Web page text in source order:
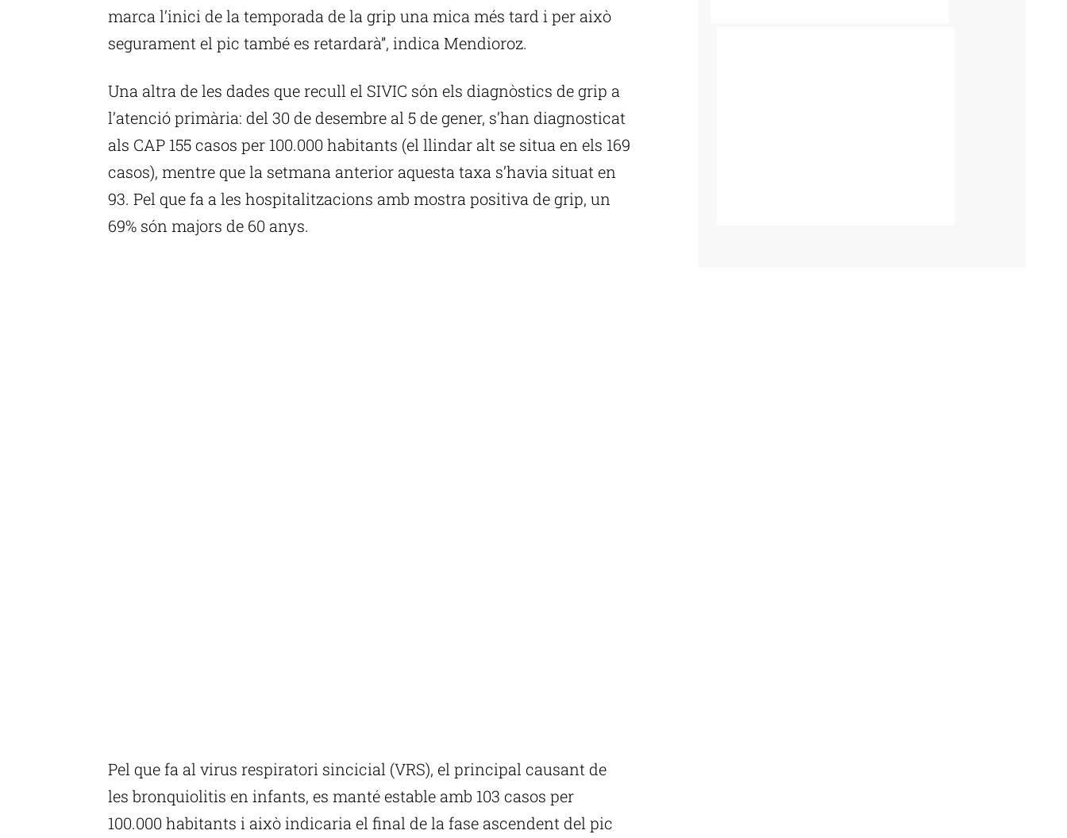
marca l’inici de la temporada de la grip una mica més tard i per això
segurament el pic també es retardarà”, indica Mendioroz.
Una altra de les dades que recull el SIVIC són els diagnòstics de grip a
l’atenció primària: del 30 de desembre al 5 de gener, s’han diagnosticat
als CAP 155 casos per 100.000 habitants (el llindar alt se situa en els 169
casos), mentre que la setmana anterior aquesta taxa s’havia situat en
93. Pel que fa a les hospitalitzacions amb mostra positiva de grip, un
69% són majors de 60 anys.
Pel que fa al virus respiratori sincicial (VRS), el principal causant de
les bronquiolitis en infants, es manté estable amb 103 casos per
100.000 habitants i això indicaria el final de la fase ascendent del pic